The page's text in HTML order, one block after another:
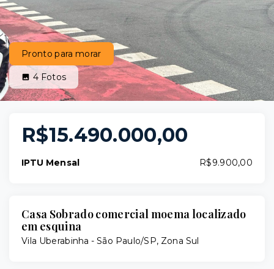
Pronto para morar
4Fotos
R$15.490.000,00
IPTU Mensal R$9.900,00
Casa Sobrado comercial moema localizado
em esquina
Vila Uberabinha - São Paulo/SP, Zona Sul